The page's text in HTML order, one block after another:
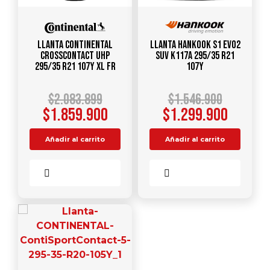
Llanta CONTINENTAL
CrossContact UHP
295/35 R21 107Y XL FR
$2.083.899
$1.859.900
Añadir al carrito
Llanta HANKOOK S1 Evo2
SUV K117A 295/35 R21
107Y
$1.546.900
$1.299.900
Añadir al carrito